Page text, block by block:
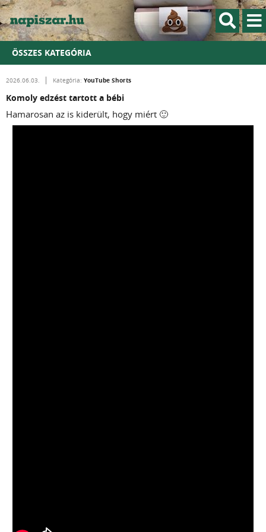
ÖSSZES KATEGÓRIA
2026.06.03. Kategória: YouTube Shorts
Komoly edzést tartott a bébi
Hamarosan az is kiderült, hogy miért 🙂